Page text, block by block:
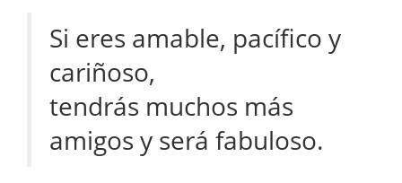
Si eres amable, pacífico y
cariñoso,
tendrás muchos más
amigos y será fabuloso.